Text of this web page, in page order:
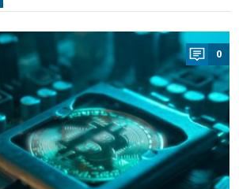
0